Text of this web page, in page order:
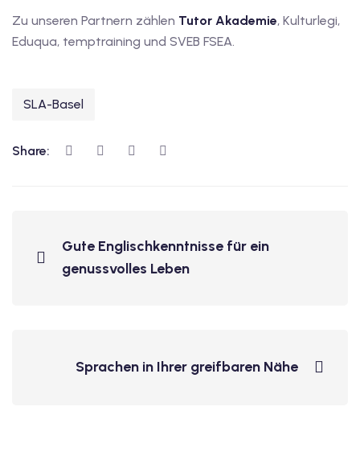
A2
Deutschkurse mit
Zu unseren Partnern zählen Tutor Akademie, Kulturlegi,
Eduqua, temptraining und SVEB FSEA.
SLA-Basel
Share:
Gute Englischkenntnisse für ein
genussvolles Leben
Sprachen in Ihrer greifbaren Nähe